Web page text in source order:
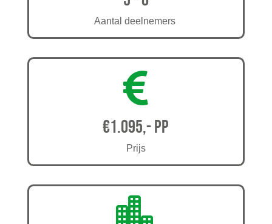
Aantal deelnemers

€1.095,- pp
Prijs
